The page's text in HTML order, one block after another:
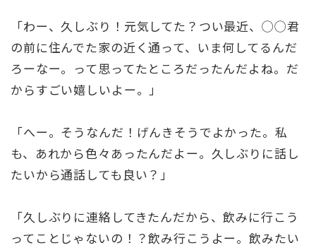
「わー、久しぶり！元気してた？つい最近、◯◯君
の前に住んでた家の近く通って、いま何してるんだ
ろーなー。って思ってたところだったんだよね。だ
からすごい嬉しいよー。」
「へー。そうなんだ！げんきそうでよかった。私
も、あれから色々あったんだよー。久しぶりに話し
たいから通話しても良い？」
「久しぶりに連絡してきたんだから、飲みに行こう
ってことじゃないの！？飲み行こうよー。飲みたい